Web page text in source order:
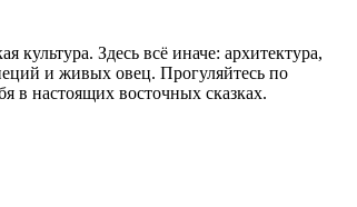
Здесь всё иначе: архитектура,
и живых овец. Прогуляйтесь по
в настоящих восточных сказках.